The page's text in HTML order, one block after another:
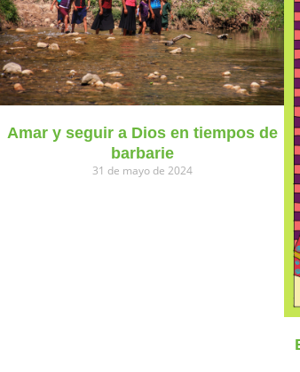
Amar y seguir a Dios en tiempos de
barbarie
31 de mayo de 2024